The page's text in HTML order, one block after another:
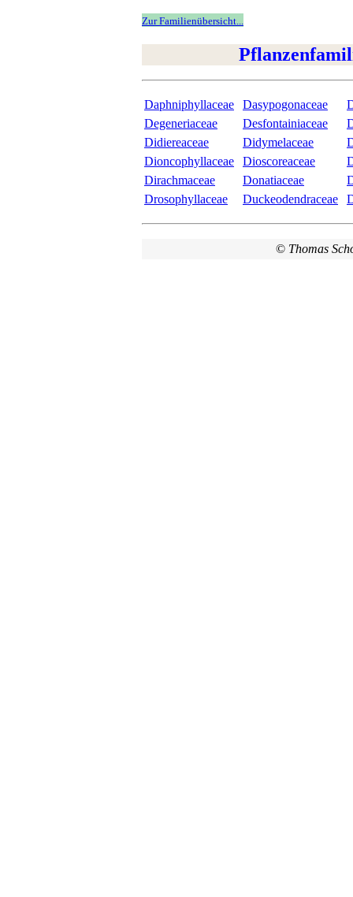
Zur Familienübersicht...
Daphniphyllaceae Dasypogonaceae
Degeneriaceae
Desfontainiaceae
Didiereaceae
Didymelaceae
Dioncophyllaceae
Dioscoreaceae
Dirachmaceae
Donatiaceae
Drosophyllaceae
Duckeodendraceae
© Thomas